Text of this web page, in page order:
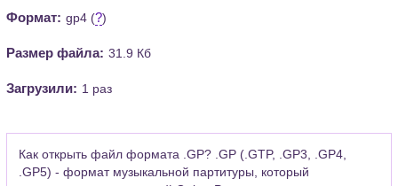
Формат: gp4 (?)
Размер файла: 31.9 Кб
Загрузили: 1 раз
Как открыть файл формата .GP? .GP (.GTP, .GP3, .GP4,
.GP5) - формат музыкальной партитуры, который